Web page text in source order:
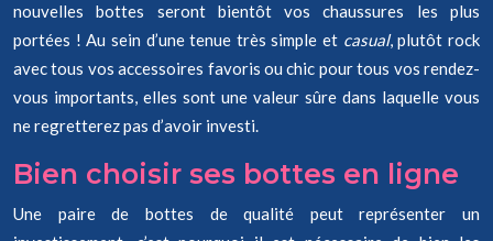
nouvelles bottes seront bientôt vos chaussures les plus
portées ! Au sein d’une tenue très simple et casual, plutôt rock
avec tous vos accessoires favoris ou chic pour tous vos rendez-
vous importants, elles sont une valeur sûre dans laquelle vous
ne regretterez pas d’avoir investi.
Bien choisir ses bottes en ligne
Une paire de bottes de qualité peut représenter un